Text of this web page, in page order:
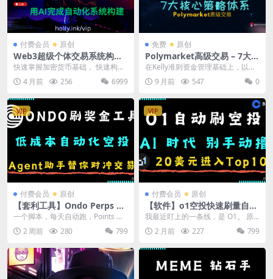
付费会员 原创
Web3超级个体交易系统构建
｜会员课程
快速掌握加密货币基础， 快速构建
AI 永久基础设施。 用最快的方案，
搭建起通...
4 月前 256 6999
免费 原创
Polymarket高级交易 – 7大核
心策略体系
在Kelly准则资金管理基础上，以下
是预测市场专业交易者使用的7大核
心策略体系：...
9 月前 547 0
VIP
付费会员 原创
【套利工具】Ondo Perps 刷
奖励工具：$ONDO 低成本自
动化空投, 每周 17 万美金 ！
一个脚本，每天自动跑，Points 每
周自动到账。 2026 年，一个叫 On
d... 2 周前 280 799
VIP
付费会员 原创
【软件】o1空投快速刷量自动
化程序｜支持 AI Agent
我最近盯上的一条线，是 O1。 原
因很简单。 Coinbase 已经把它放
进上线...
2 月前 227 799